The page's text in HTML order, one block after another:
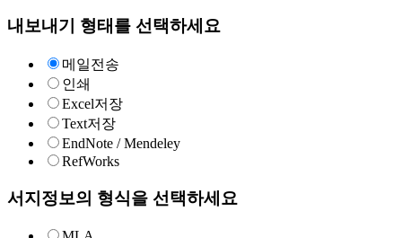
내보내기 형태를 선택하세요
메일전송
인쇄
Excel저장
Text저장
EndNote / Mendeley
RefWorks
서지정보의 형식을 선택하세요